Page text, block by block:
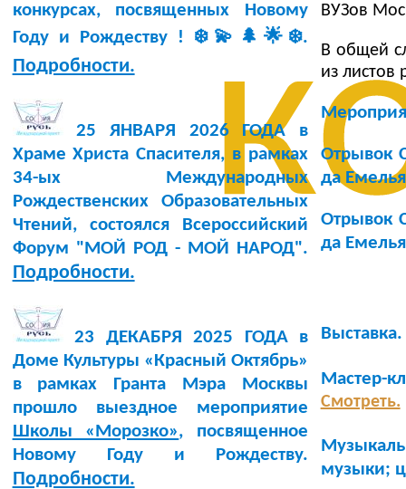
конкурсах, посвященных Новому
Году и Рождеству ! ❄️💫🌲🌟❄️.
Подробности.
25 ЯНВАРЯ 2026 ГОДА в
Храме Христа Спасителя, в рамках
34-ых Международных
Рождественских Образовательных
Чтений, состоялся Всероссийский
Форум "МОЙ РОД - МОЙ НАРОД".
Подробности.
23 ДЕКАБРЯ 2025 ГОДА в
Доме Культуры «Красный Октябрь»
в рамках Гранта Мэра Москвы
прошло выездное мероприятие
Школы «Морозко», посвященное
Новому Году и Рождеству.
Подробности.
ВУЗов
В общей
из листов
Отрывок
да
Отрывок
да
Мастер-
Смотреть.
музыки;